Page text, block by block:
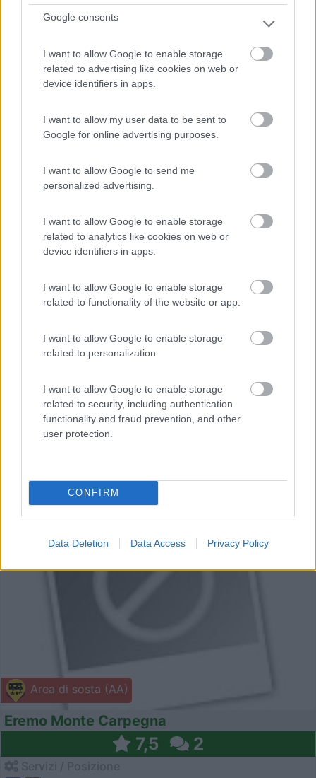
Google consents
I want to allow Google to enable storage
related to advertising like cookies on web or
device identifiers in apps.
I want to allow my user data to be sent to
Google for online advertising purposes.
I want to allow Google to send me
personalized advertising.
I want to allow Google to enable storage
related to analytics like cookies on web or
device identifiers in apps.
I want to allow Google to enable storage
related to functionality of the website or app.
I want to allow Google to enable storage
related to personalization.
I want to allow Google to enable storage
related to security, including authentication
functionality and fraud prevention, and other
user protection.
CONFIRM
Data Deletion Data Access Privacy Policy
Area di sosta (PS)
Parcheggio camper e auto
9,3 3
Servizi / Posizione
A circa 400 metri dal centro, parcheggio per camper, bus
Cà Merlucci (RN) - 11.7km
Park autobus (S.P. 22) - d
Area di sosta (AA)
Eremo Monte Carpegna
7,5 2